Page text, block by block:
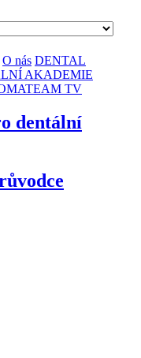
O nás DENTAL
AKADEMIE
TV
dentální